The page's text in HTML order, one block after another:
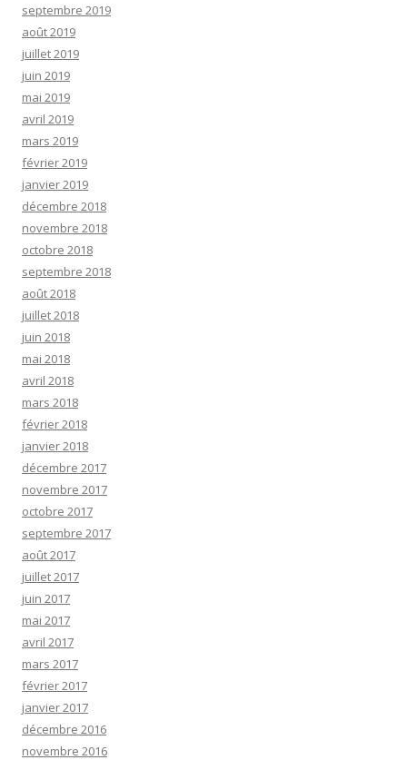
septembre 2019
août 2019
juillet 2019
juin 2019
mai 2019
avril 2019
mars 2019
février 2019
janvier 2019
décembre 2018
novembre 2018
octobre 2018
septembre 2018
août 2018
juillet 2018
juin 2018
mai 2018
avril 2018
mars 2018
février 2018
janvier 2018
décembre 2017
novembre 2017
octobre 2017
septembre 2017
août 2017
juillet 2017
juin 2017
mai 2017
avril 2017
mars 2017
février 2017
janvier 2017
décembre 2016
novembre 2016